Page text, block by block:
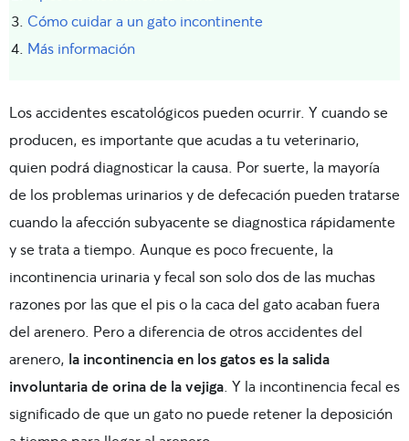
Cómo cuidar a un gato incontinente
Más información
Los accidentes escatológicos pueden ocurrir. Y cuando se
producen, es importante que acudas a tu veterinario,
quien podrá diagnosticar la causa. Por suerte, la mayoría
de los problemas urinarios y de defecación pueden tratarse
cuando la afección subyacente se diagnostica rápidamente
y se trata a tiempo. Aunque es poco frecuente, la
incontinencia urinaria y fecal son solo dos de las muchas
razones por las que el pis o la caca del gato acaban fuera
del arenero. Pero a diferencia de otros accidentes del
arenero, la incontinencia en los gatos es la salida
involuntaria de orina de la vejiga . Y la incontinencia fecal es
significado de que un gato no puede retener la deposición